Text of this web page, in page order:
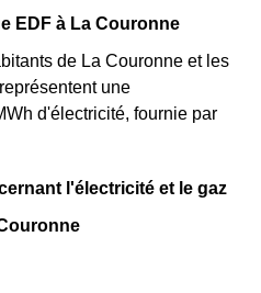
EDF à La Couronne
de La Couronne et les
une
d'électricité, fournie par
l'électricité et le gaz